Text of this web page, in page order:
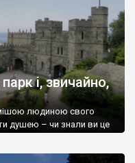
і, звичайно,
людиною свого
душею – чи знали ви це